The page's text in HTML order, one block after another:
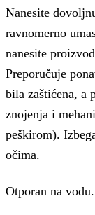
Nanesite
ravnomerno
nanesite
Preporučuje
bila zaštićena, a
znojenja i
peškirom).
očima.
Otporan na vodu.